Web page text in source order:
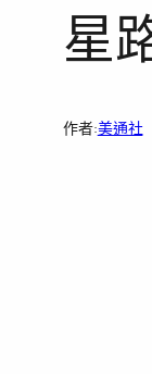
星
作者:美通社